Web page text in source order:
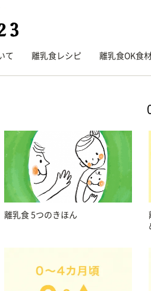
て 離乳食レシピ 離乳食OK食
離乳食 5つのきほん